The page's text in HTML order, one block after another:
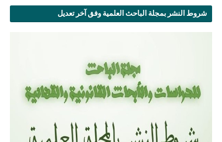
شروط النشر بمجلة الباحث العلمية وفق آخر تعديل